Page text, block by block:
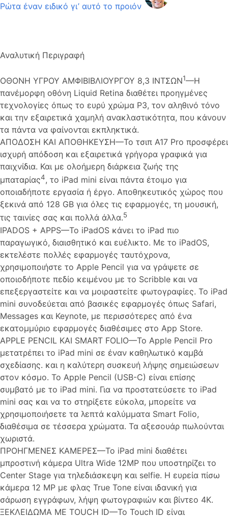
Ρώτα έναν ειδικό γι’ αυτό το προιόν
Αναλυτική Περιγραφή
ΟΘΟΝΗ ΥΓΡΟΥ ΑΜΦΙΒΙΒΛΙΟΥΡΓΟΥ 8,3 ΙΝΤΣΩΝ1—Η
πανέμορφη οθόνη Liquid Retina διαθέτει προηγμένες
τεχνολογίες όπως το ευρύ χρώμα P3, τον αληθινό τόνο
και την εξαιρετικά χαμηλή ανακλαστικότητα, που κάνουν
τα πάντα να φαίνονται εκπληκτικά.
ΑΠΟΔΟΣΗ ΚΑΙ ΑΠΟΘΗΚΕΥΣΗ—Το τσιπ A17 Pro προσφέρει
ισχυρή απόδοση και εξαιρετικά γρήγορα γραφικά για
παιχνίδια. Και με ολοήμερη διάρκεια ζωής της
μπαταρίας4, το iPad mini είναι πάντα έτοιμο για
οποιαδήποτε εργασία ή έργο. Αποθηκευτικός χώρος που
ξεκινά από 128 GB για όλες τις εφαρμογές, τη μουσική,
τις ταινίες σας και πολλά άλλα.5
IPADOS + APPS—Το iPadOS κάνει το iPad πιο
παραγωγικό, διαισθητικό και ευέλικτο. Με το iPadOS,
εκτελέστε πολλές εφαρμογές ταυτόχρονα,
χρησιμοποιήστε το Apple Pencil για να γράψετε σε
οποιοδήποτε πεδίο κειμένου με το Scribble και να
επεξεργαστείτε και να μοιραστείτε φωτογραφίες. Το iPad
mini συνοδεύεται από βασικές εφαρμογές όπως Safari,
Messages και Keynote, με περισσότερες από ένα
εκατομμύριο εφαρμογές διαθέσιμες στο App Store.
APPLE PENCIL ΚΑΙ SMART FOLIO—Το Apple Pencil Pro
μετατρέπει το iPad mini σε έναν καθηλωτικό καμβά
σχεδίασης. και η καλύτερη συσκευή λήψης σημειώσεων
στον κόσμο. Το Apple Pencil (USB-C) είναι επίσης
συμβατό με το iPad mini. Για να προστατεύσετε το iPad
mini σας και να το στηρίξετε εύκολα, μπορείτε να
χρησιμοποιήσετε τα λεπτά καλύμματα Smart Folio,
διαθέσιμα σε τέσσερα χρώματα. Τα αξεσουάρ πωλούνται
χωριστά.
ΠΡΟΗΓΜΕΝΕΣ ΚΑΜΕΡΕΣ—Το iPad mini διαθέτει
μπροστινή κάμερα Ultra Wide 12MP που υποστηρίζει το
Center Stage για τηλεδιάσκεψη και selfie. Η ευρεία πίσω
κάμερα 12 MP με φλας True Tone είναι ιδανική για
σάρωση εγγράφων, λήψη φωτογραφιών και βίντεο 4K.
ΞΕΚΛΕΙΔΩΜΑ ΜΕ TOUCH ID—Το Touch ID είναι